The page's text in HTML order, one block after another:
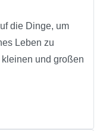
die Dinge, um
Leben zu
und großen